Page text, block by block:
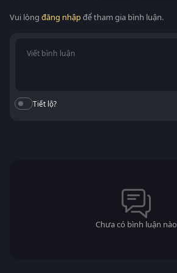
Vui lòng đăng nhậpđể tham gia bình luận.
Tiết lộ?
Chưa có bình luận nào